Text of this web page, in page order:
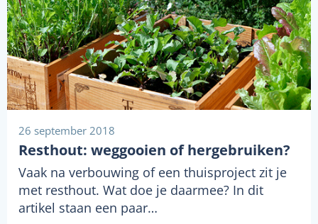
26 september 2018
Resthout: weggooien of hergebruiken?
Vaak na verbouwing of een thuisproject zit je
met resthout. Wat doe je daarmee? In dit
artikel staan een paar…